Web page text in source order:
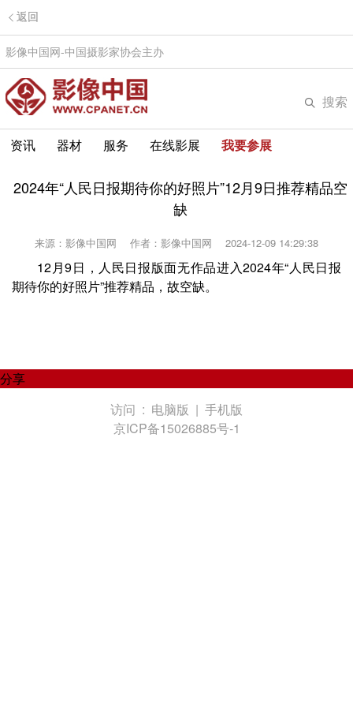
返回
影像中国网-中国摄影家协会主办
搜索
资讯 器材 服务 在线影展 我要参展
2024年“人民日报期待你的好照片”12月9日推荐精品空
缺
来源：影像中国网 作者：影像中国网 2024-12-09 14:29:38
12月9日，人民日报版面无作品进入2024年“人民日报
期待你的好照片”推荐精品，故空缺。
分享
访问 : 电脑版 | 手机版
京ICP备15026885号-1